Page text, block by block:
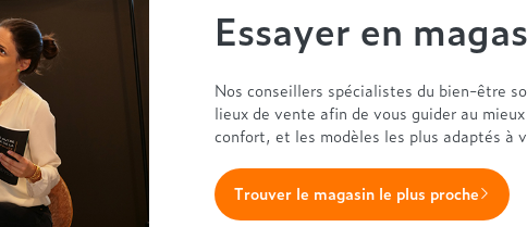
Essayer en
Nos conseillers spécialistes du bien-être
lieux de vente afin de vous guider au
confort, et les modèles les plus adaptés à
Trouver le magasin le plus proche